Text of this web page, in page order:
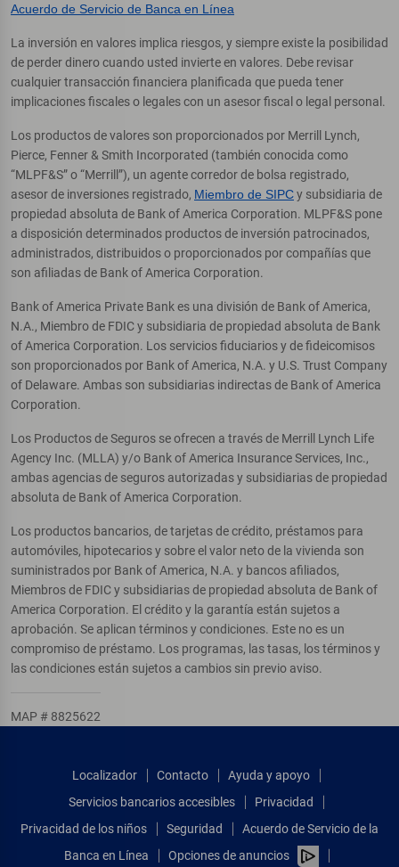
Acuerdo de Servicio de Banca en Línea
La inversión en valores implica riesgos, y siempre existe la posibilidad
de perder dinero cuando usted invierte en valores. Debe revisar
cualquier transacción financiera planificada que pueda tener
implicaciones fiscales o legales con un asesor fiscal o legal personal.
Los productos de valores son proporcionados por Merrill Lynch,
Pierce, Fenner & Smith Incorporated (también conocida como
“MLPF&S” o “Merrill”), un agente corredor de bolsa registrado,
asesor de inversiones registrado, Miembro de SIPCy subsidiaria de
propiedad absoluta de Bank of America Corporation. MLPF&S pone
a disposición determinados productos de inversión patrocinados,
administrados, distribuidos o proporcionados por compañías que
son afiliadas de Bank of America Corporation.
Bank of America Private Bank es una división de Bank of America,
N.A., Miembro de FDIC y subsidiaria de propiedad absoluta de Bank
of America Corporation. Los servicios fiduciarios y de fideicomisos
son proporcionados por Bank of America, N.A. y U.S. Trust Company
of Delaware. Ambas son subsidiarias indirectas de Bank of America
Corporation.
Los Productos de Seguros se ofrecen a través de Merrill Lynch Life
Agency Inc. (MLLA) y/o Bank of America Insurance Services, Inc.,
ambas agencias de seguros autorizadas y subsidiarias de propiedad
absoluta de Bank of America Corporation.
Los productos bancarios, de tarjetas de crédito, préstamos para
automóviles, hipotecarios y sobre el valor neto de la vivienda son
suministrados por Bank of America, N.A. y bancos afiliados,
Miembros de FDIC y subsidiarias de propiedad absoluta de Bank of
America Corporation. El crédito y la garantía están sujetos a
aprobación. Se aplican términos y condiciones. Este no es un
compromiso de préstamo. Los programas, las tasas, los términos y
las condiciones están sujetos a cambios sin previo aviso.
MAP # 8825622
Localizador Contacto
Ayuda y apoyo
Servicios bancarios accesibles
Privacidad
Privacidad de los niños
Seguridad
Acuerdo de Servicio de la
Banca en Línea
Opciones de anuncios